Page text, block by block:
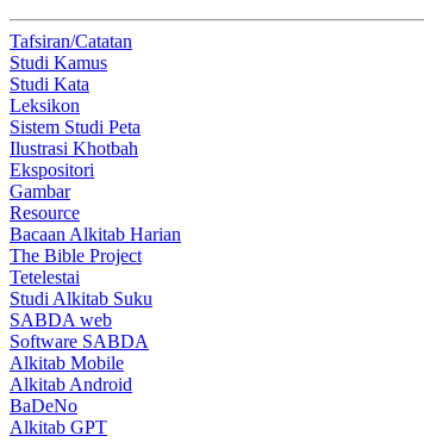
Tafsiran/Catatan
Studi Kamus
Studi Kata
Leksikon
Sistem Studi Peta
Ilustrasi Khotbah
Ekspositori
Gambar
Resource
Bacaan Alkitab Harian
The Bible Project
Tetelestai
Studi Alkitab Suku
SABDA web
Software SABDA
Alkitab Mobile
Alkitab Android
BaDeNo
Alkitab GPT